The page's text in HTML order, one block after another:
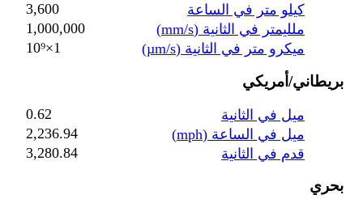
كيلو متر في الساعة
3,600
ملليمتر في الثانية (mm/s)
1,000,000
ميكرو متر في الثانية (µm/s)
1×10⁹
بريطاني/أمريكي
ميل في الثانية
0.62
ميل في الساعة (mph)
2,236.94
قدم في الثانية
3,280.84
بحري